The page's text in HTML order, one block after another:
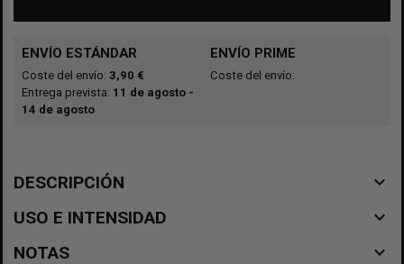
ENVÍO ESTÁNDAR
Coste del envío: 3,90 €
Entrega prevista: 11 de agosto -
14 de agosto
ENVÍO PRIME
Coste del envío:
DESCRIPCIÓN navigate_before
USO E INTENSIDAD navigate_before
NOTAS navigate_before